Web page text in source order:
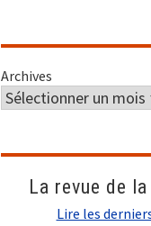
Archives
La revue de
Lire les